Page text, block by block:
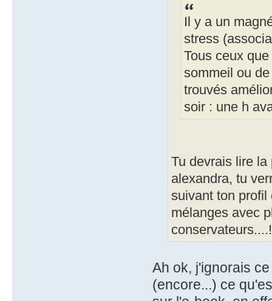
Il y a un
stress
Tous ceux
sommeil ou
trouvés
soir : une h
Tu devrais lire
alexandra, tu
suivant ton
mélanges avec
conservateurs....!
Ah ok, j'ignorais
(encore...) ce